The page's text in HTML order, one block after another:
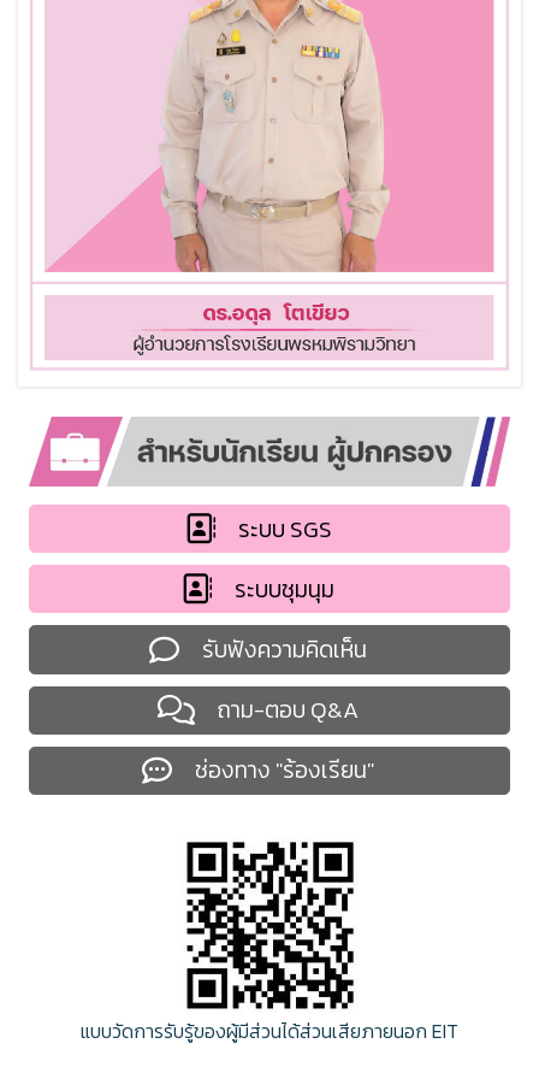
ระบบ SGS
ระบบชุมนุม
รับฟังความคิดเห็น
ถาม-ตอบ Q&A
ช่องทาง "ร้องเรียน"
แบบวัดการรับรู้ของผู้มีส่วนได้ส่วนเสียภายนอก EIT